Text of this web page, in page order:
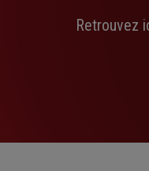
Retrouvez